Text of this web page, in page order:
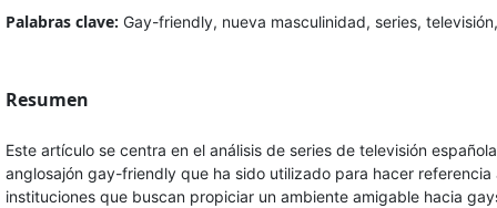
Palabras clave: Gay-friendly, nueva masculinidad, series,
Resumen
Este artículo se centra en el análisis de series de televisión
anglosajón gay-friendly que ha sido utilizado para hacer
instituciones que buscan propiciar un ambiente amigable hacia